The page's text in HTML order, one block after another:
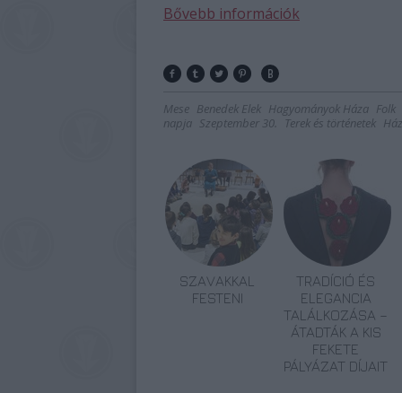
Bővebb információk
Mese Benedek Elek Hagyományok Háza Folk
napja Szeptember 30. Terek és történetek
SZAVAKKAL
FESTENI
TRADÍCIÓ ÉS
ELEGANCIA
TALÁLKOZÁSA –
ÁTADTÁK A KIS
FEKETE
PÁLYÁZAT DÍJAIT